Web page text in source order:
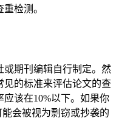
检测。
或期刊编辑自行制定。然
见的标准来评估论文的查
该在10%以下。如果你
会被视为剽窃或抄袭的